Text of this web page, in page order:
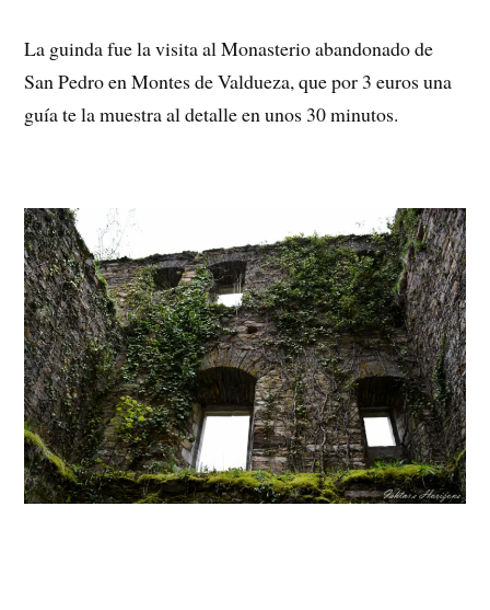
La guinda fue la visita al Monasterio abandonado de
San Pedro en Montes de Valdueza, que por 3 euros una
guía te la muestra al detalle en unos 30 minutos.